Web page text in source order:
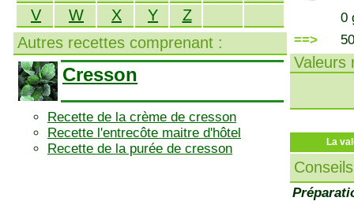
V
W X Y
Z
Autres recettes comprenant :
Cresson
Recette de la crème de cresson
Recette l'entrecôte maitre d'hôtel
Recette de la purée de cresson
0
==>
Valeurs
La